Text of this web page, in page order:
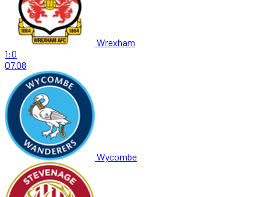
Wrexham
1:0
07.08
Wycombe